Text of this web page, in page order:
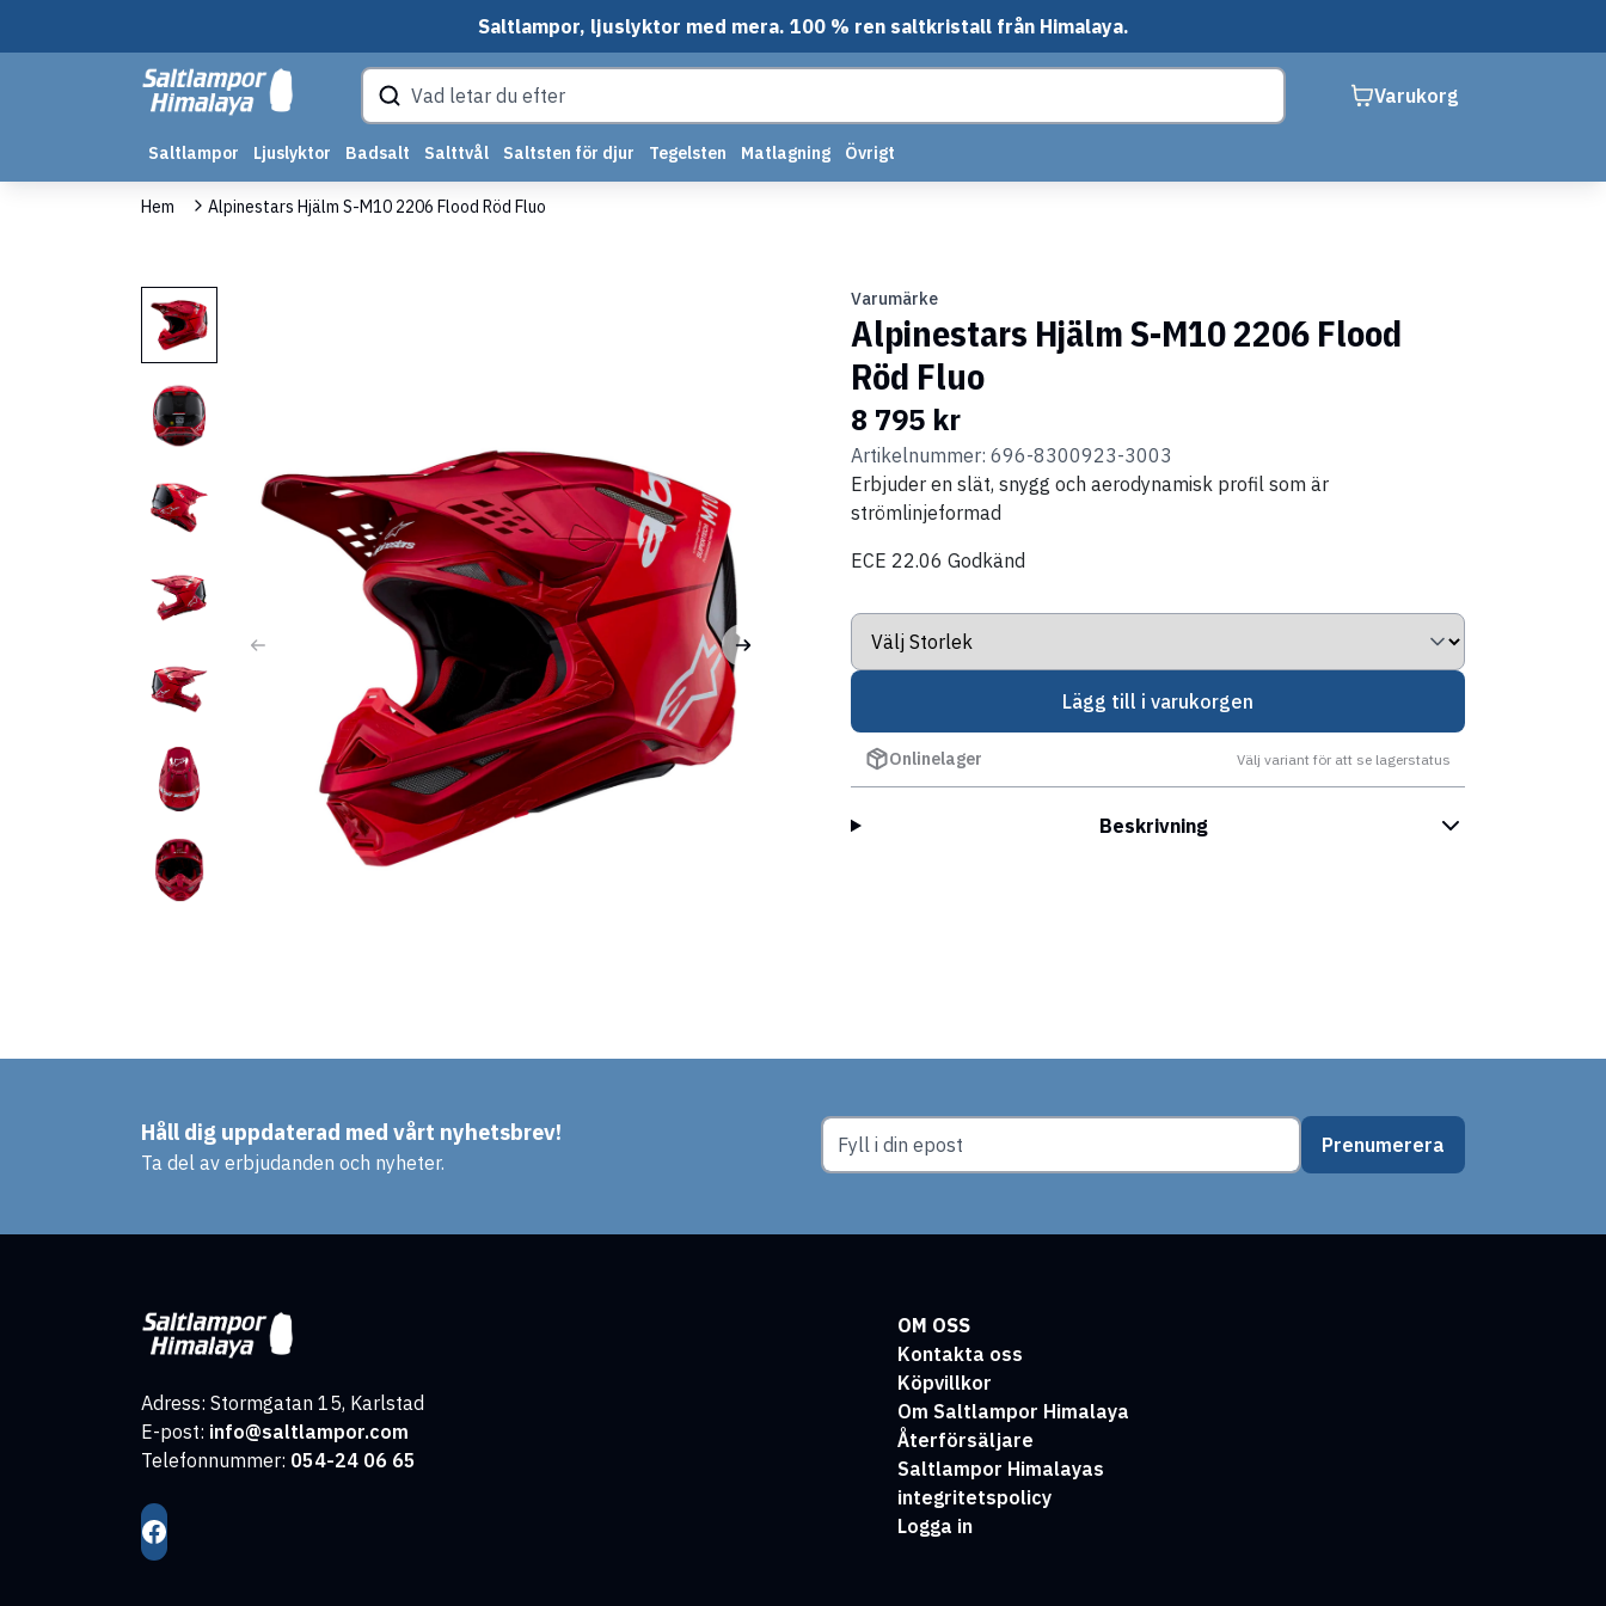
Saltlampor, ljuslyktor med mera. 100 % ren saltkristall från Himalaya.
Varukorg
Saltlampor Ljuslyktor Badsalt Salttvål Saltsten för djur Tegelsten Matlagning Övrigt
Hem Alpinestars Hjälm S-M10 2206 Flood Röd Fluo
Varumärke
Alpinestars Hjälm S-M10 2206 Flood
Röd Fluo
8 795 kr
Artikelnummer: 696-8300923-3003
Erbjuder en slät, snygg och aerodynamisk profil som är
strömlinjeformad
ECE 22.06 Godkänd
Lägg till i varukorgen
Onlinelager Välj variant för att se lagerstatus
Beskrivning
Håll dig uppdaterad med vårt nyhetsbrev!
Ta del av erbjudanden och nyheter.
Prenumerera
Adress: Stormgatan 15, Karlstad
E-post: info@saltlampor.com
Telefonnummer: 054-24 06 65
OM OSS
Kontakta oss
Köpvillkor
Om Saltlampor Himalaya
Återförsäljare
Saltlampor Himalayas
integritetspolicy
Logga in